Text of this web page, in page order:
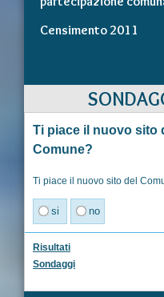
Censimento 2011
Ti piace il nuovo sito
Comune?
Ti piace il nuovo sito del
si no
Risultati
Sondaggi